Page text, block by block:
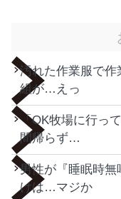
汚れた作業服で作
組が…えっ
「OK牧場に行っ
間帰らず…
男性が『睡眠時
けは…マジか